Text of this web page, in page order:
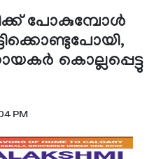
പോകുമ്പോൾ
കൊല്ലപ്പെട്ടു
PM